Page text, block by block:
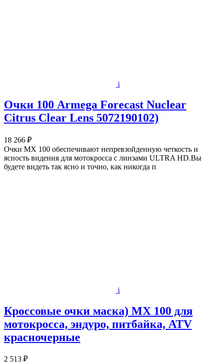
i
Очки 100 Armega Forecast Nuclear
Citrus Clear Lens 5072190102)
18 266 ₽
Очки MX 100 обеспечивают непревзойденную четкость и
ясность видения для мотокросса с линзами ULTRA HD.Вы
будете видеть так ясно и точно, как никогда п
i
Кроссовые очки маска) MX 100 для
мотокросса, эндуро, питбайка, ATV
красночерные
2 513 ₽